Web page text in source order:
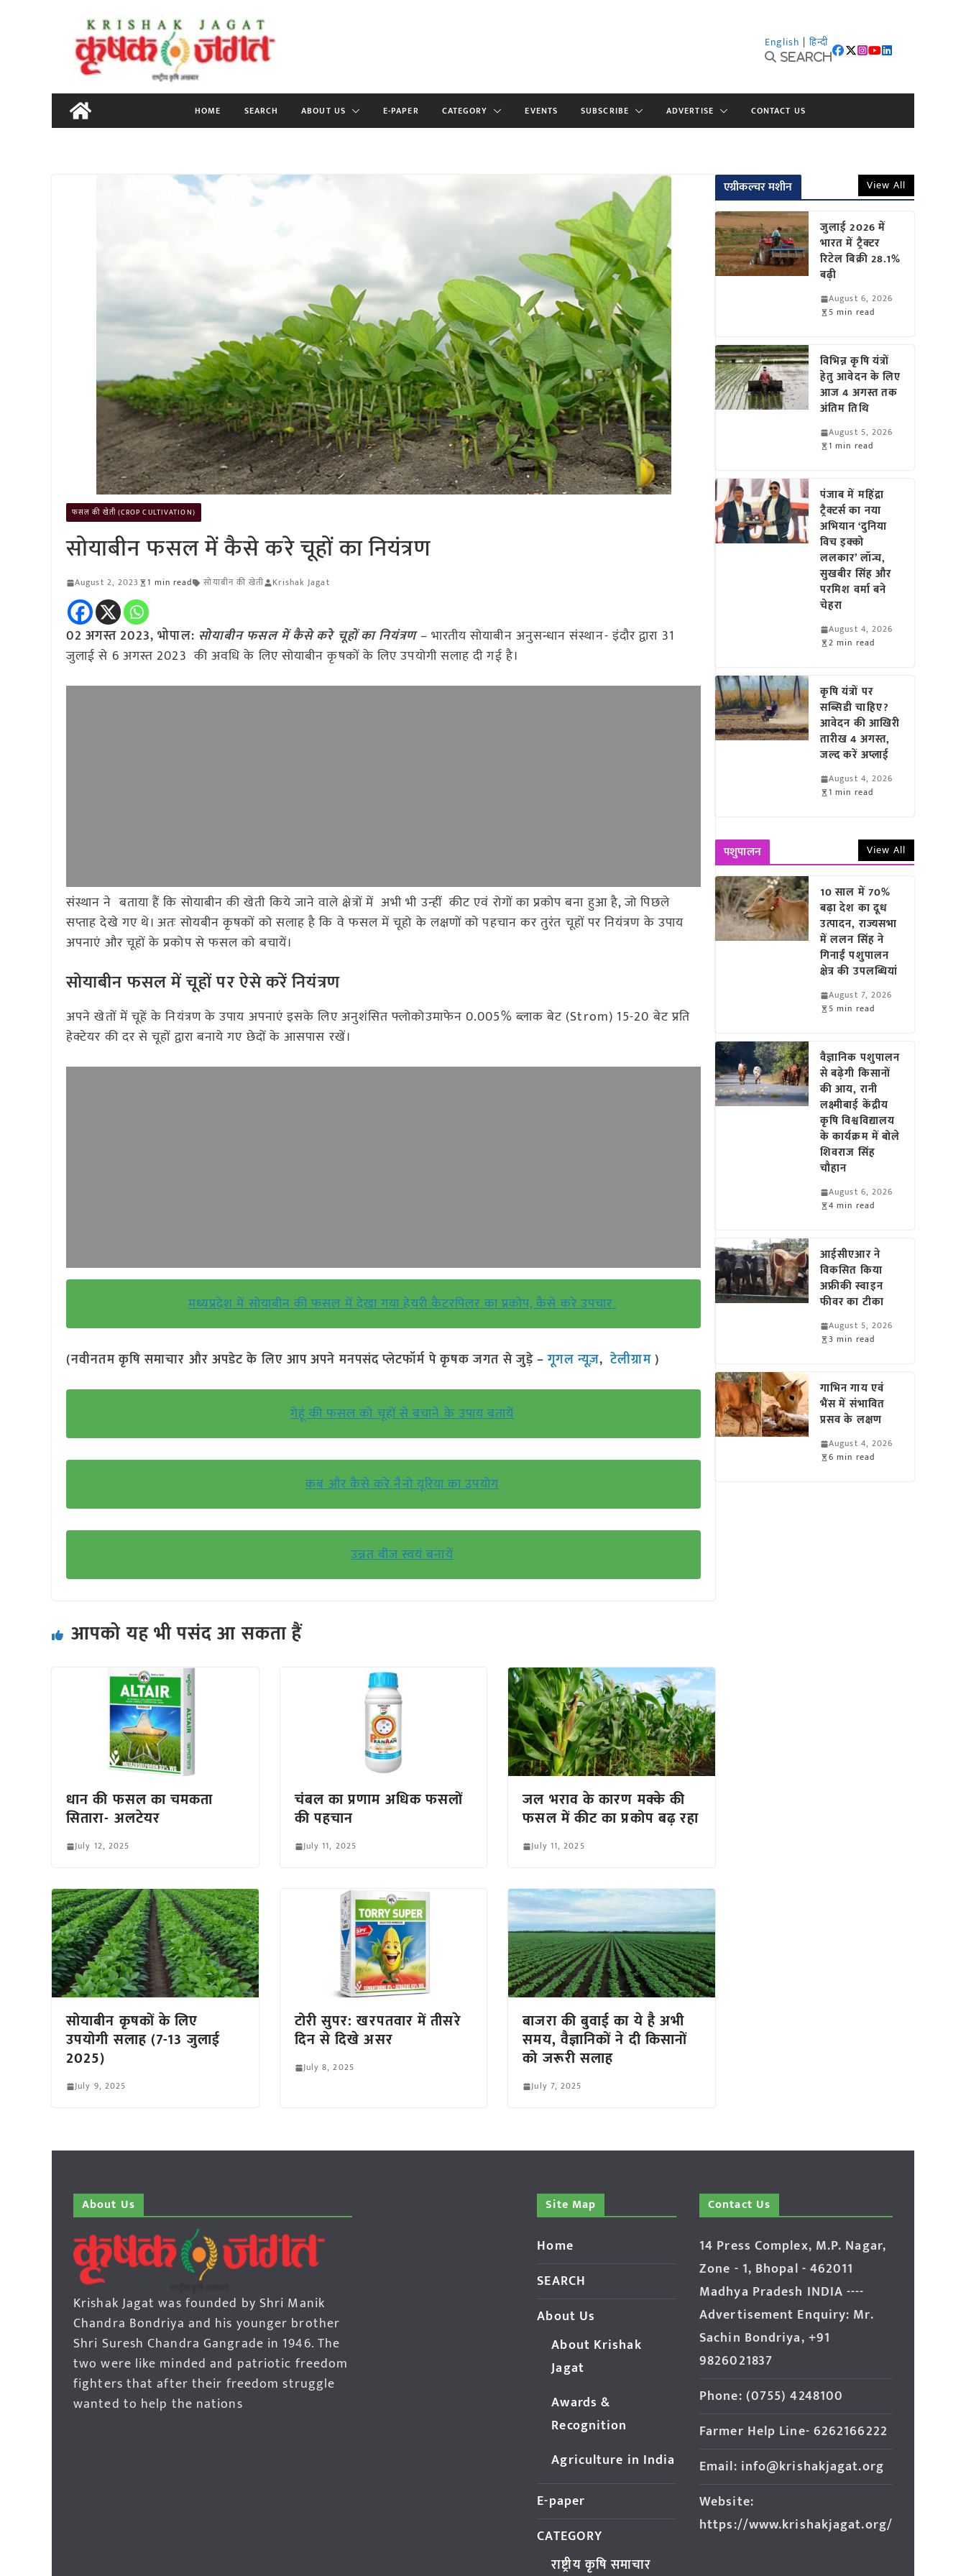
content
English | हिन्दी
Search
HOME SEARCH ABOUT US E-PAPER CATEGORY EVENTS SUBSCRIBE ADVERTISE CONTACT US
फसल की खेती (CROP CULTIVATION)
सोयाबीन फसल में कैसे करे चूहों का नियंत्रण
August 2, 2023 1 min read सोयाबीन की खेती Krishak Jagat
02 अगस्त 2023, भोपाल: सोयाबीन फसल में कैसे करे चूहों का नियंत्रण– भारतीय सोयाबीन अनुसन्धान संस्थान- इंदौर द्वारा 31
जुलाई से 6 अगस्त 2023 की अवधि के लिए सोयाबीन कृषकों के लिए उपयोगी सलाह दी गई है।
संस्थान ने बताया हैं कि सोयाबीन की खेती किये जाने वाले क्षेत्रों में अभी भी उन्हीं कीट एवं रोगों का प्रकोप बना हुआ है, जो पिछले
सप्ताह देखे गए थे। अतः सोयबीन कृषकों को सलाह है कि वे फसल में चूहो के लक्षणों को पहचान कर तुरंत चूहों पर नियंत्रण के उपाय
अपनाएं और चूहों के प्रकोप से फसल को बचायें।
सोयाबीन फसल में चूहों पर ऐसे करें नियंत्रण
अपने खेतों में चूहें के नियंत्रण के उपाय अपनाएं इसके लिए अनुशंसित फ्लोकोउमाफेन 0.005% ब्लाक बेट (Strom) 15-20 बेट प्रति
हेक्टेयर की दर से चूहों द्वारा बनाये गए छेदों के आसपास रखें।
मध्यप्रदेश में सोयाबीन की फसल में देखा गया हेयरी कैटरपिलर का प्रकोप, कैसे करे उपचार
(नवीनतम कृषि समाचार और अपडेट के लिए आप अपने मनपसंद प्लेटफॉर्म पे कृषक जगत से जुड़े –गूगल न्यूज़,टेलीग्राम)
गेहूं की फसल को चूहों से बचाने के उपाय बतायें
कब और कैसे करे नैनो यूरिया का उपयोग
उन्नत बीज स्वयं बनायें
आपको यह भी पसंद आ सकता हैं
धान की फसल का चमकता
सितारा- अलटेयर
July 12, 2025
चंबल का प्रणाम अधिक फसलों
की पहचान
July 11, 2025
जल भराव के कारण मक्के की
फसल में कीट का प्रकोप बढ़ रहा
July 11, 2025
सोयाबीन कृषकों के लिए
उपयोगी सलाह (7-13 जुलाई
2025)
July 9, 2025
टोरी सुपर: खरपतवार में तीसरे
दिन से दिखे असर
July 8, 2025
बाजरा की बुवाई का ये है अभी
समय, वैज्ञानिकों ने दी किसानों
को जरूरी सलाह
July 7, 2025
एग्रीकल्चर मशीन View All
जुलाई 2026 में
भारत में ट्रैक्टर
रिटेल बिक्री 28.1%
बढ़ी
August 6, 2026
5 min read
विभिन्न कृषि यंत्रों
हेतु आवेदन के लिए
आज 4 अगस्त तक
अंतिम तिथि
August 5, 2026
1 min read
पंजाब में महिंद्रा
ट्रैक्टर्स का नया
अभियान ‘दुनिया
विच इक्को
ललकार’ लॉन्च,
सुखबीर सिंह और
परमिश वर्मा बने
चेहरा
August 4, 2026
2 min read
कृषि यंत्रों पर
सब्सिडी चाहिए?
आवेदन की आखिरी
तारीख 4 अगस्त,
जल्द करें अप्लाई
August 4, 2026
1 min read
पशुपालन View All
10 साल में 70%
बढ़ा देश का दूध
उत्पादन, राज्यसभा
में ललन सिंह ने
गिनाईं पशुपालन
क्षेत्र की उपलब्धियां
August 7, 2026
5 min read
वैज्ञानिक पशुपालन
से बढ़ेगी किसानों
की आय, रानी
लक्ष्मीबाई केंद्रीय
कृषि विश्वविद्यालय
के कार्यक्रम में बोले
शिवराज सिंह
चौहान
August 6, 2026
4 min read
आईसीएआर ने
विकसित किया
अफ्रीकी स्वाइन
फीवर का टीका
August 5, 2026
3 min read
गाभिन गाय एवं
भैंस में संभावित
प्रसव के लक्षण
August 4, 2026
6 min read
About Us
Krishak Jagat was founded by Shri Manik
Chandra Bondriya and his younger brother
Shri Suresh Chandra Gangrade in 1946. The
two were like minded and patriotic freedom
fighters that after their freedom struggle
wanted to help the nations
Site Map
Home
SEARCH
About Us
About Krishak
Jagat
Awards &
Recognition
Agriculture in India
E-paper
CATEGORY
राष्ट्रीय कृषि समाचार
Contact Us
14 Press Complex, M.P. Nagar,
Zone - 1, Bhopal - 462011
Madhya Pradesh INDIA ----
Advertisement Enquiry: Mr.
Sachin Bondriya, +91
9826021837
Phone: (0755) 4248100
Farmer Help Line- 6262166222
Email: info@krishakjagat.org
Website:
https://www.krishakjagat.org/